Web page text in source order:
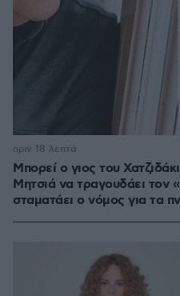
Μπορεί ο γιος του
Μητσιά να τραγουδάει τον
σταματάει ο νόμος για τα
πριν 18 λεπτά